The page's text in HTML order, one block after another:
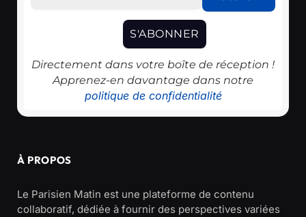
Directement dans votre boîte de réception !
Apprenez-en davantage dans notre
politique de confidentialité
À PROPOS
Le Parisien Matin est une plateforme de contenu
collaboratif, dédiée à fournir des perspectives variées